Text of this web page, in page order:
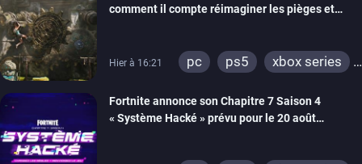
comment il compte réimaginer les pièges et
Hier à 16:21 pc ps5
xbox series
Fortnite annonce son Chapitre 7 Saison 4
« Système Hacké » prévu pour le 20 août